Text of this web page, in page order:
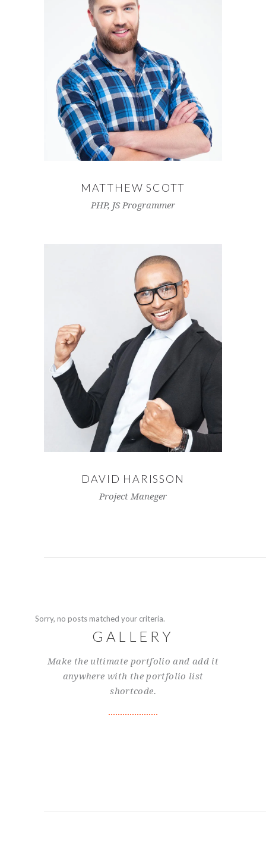
MATTHEW SCOTT
PHP, JS Programmer
DAVID HARISSON
Project Maneger
Sorry, no posts matched your criteria.
GALLERY
Make the ultimate portfolio and add it
anywhere with the portfolio list
shortcode.